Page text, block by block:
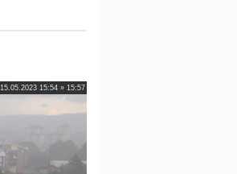
15.05.2023 15:54 » 15:57